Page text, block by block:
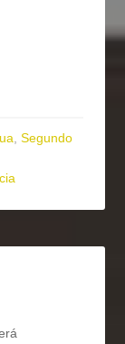
,Segundo